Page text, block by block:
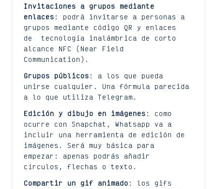
Invitaciones a grupos mediante
enlaces : podrá invitarse a personas a
grupos mediante código QR y enlaces
de tecnología inalámbrica de corto
alcance NFC (Near Field
Communication).
Grupos públicos : a los que pueda
unirse cualquier. Una fórmula parecida
a lo que utiliza Telegram.
Edición y dibujo en imágenes : como
ocurre con Snapchat, Whatsapp va a
incluir una herramienta de edición de
imágenes. Será muy básica para
empezar: apenas podrás añadir
círculos, flechas o texto.
Compartir un gif animado : los gifs